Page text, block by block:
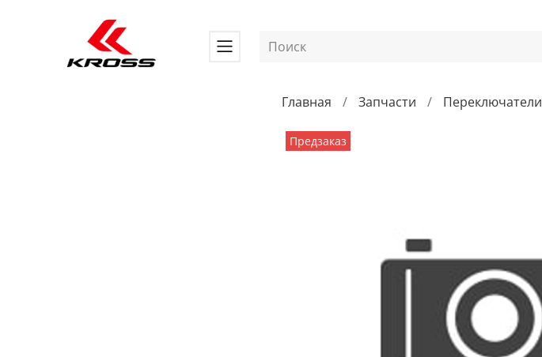
Главная Запчасти Переключатели
Предзаказ